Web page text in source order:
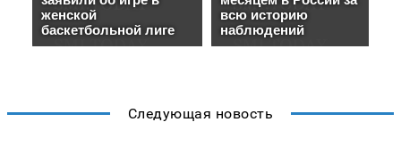
Следующая новость